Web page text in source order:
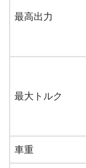
最高出力
最大トルク
車重